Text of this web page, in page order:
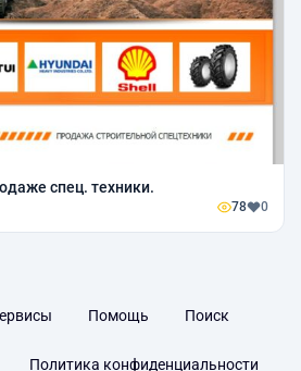
спец. техники.
78 0
Помощь Поиск
Политика конфиденциальности